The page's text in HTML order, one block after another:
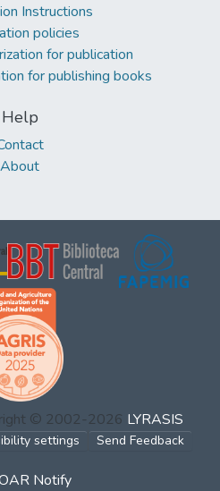
Instructions
policies
for publication
for publishing books
Help
About
© 2002-2026 LYRASIS
settings Send Feedback
Notify